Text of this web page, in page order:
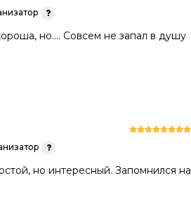
но.... Совсем не запал в душу
но интересный. Запомнился на